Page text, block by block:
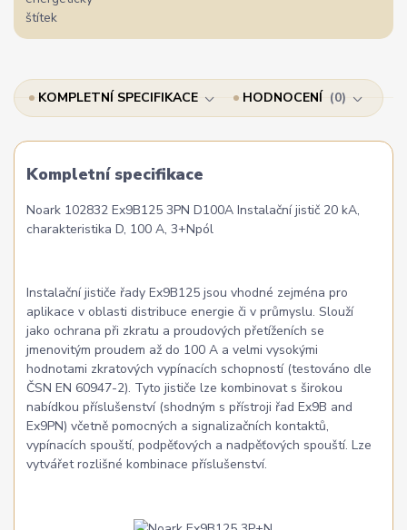
KOMPLETNÍ SPECIFIKACE HODNOCENÍ 0
Kompletní specifikace
Noark 102832 Ex9B125 3PN D100A Instalační jistič 20 kA,
charakteristika D, 100 A, 3+Npól
Instalační jističe řady Ex9B125 jsou vhodné zejména pro
aplikace v oblasti distribuce energie či v průmyslu. Slouží
jako ochrana při zkratu a proudových přetíženích se
jmenovitým proudem až do 100 A a velmi vysokými
hodnotami zkratových vypínacích schopností (testováno dle
ČSN EN 60947-2). Tyto jističe lze kombinovat s širokou
nabídkou příslušenství (shodným s přístroji řad Ex9B and
Ex9PN) včetně pomocných a signalizačních kontaktů,
vypínacích spouští, podpěťových a nadpěťových spouští. Lze
vytvářet rozlišné kombinace příslušenství.